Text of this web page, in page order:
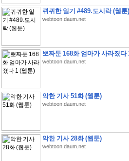
퀴퀴한 일기 #489.도시락 (웹툰)
webtoon.daum.net
뽀짜툰 168화 엄마가 사라졌다
webtoon.daum.net
악한 기사 51화 (웹툰)
webtoon.daum.net
악한 기사 28화 (웹툰)
webtoon.daum.net